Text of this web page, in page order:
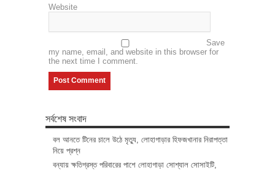
Website
Save
my name, email, and website in this browser for
the next time I comment.
সর্বশেষ সংবাদ
বল আনতে টিনের চালে উঠে মৃত্যু, লোহাগাড়ার হিফজখানার নিরাপত্তা
নিয়ে প্রশ্ন
বন্যায় ক্ষতিগ্রস্ত পরিবারের পাশে লোহাগাড়া সোশ্যাল সোসাইটি,